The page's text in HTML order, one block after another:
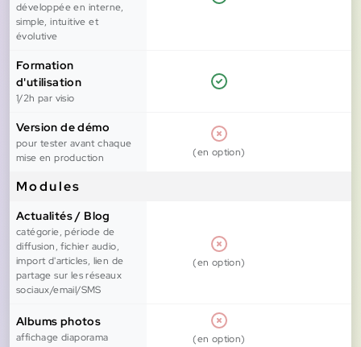
développée en interne,
simple, intuitive et
évolutive
Formation
d'utilisation
1/2h par visio
Version de démo
pour tester avant chaque
mise en production
(en option)
Modules
Actualités / Blog
catégorie, période de
diffusion, fichier audio,
import d'articles, lien de
partage sur les réseaux
sociaux/email/SMS
(en option)
Albums photos
affichage diaporama (en option)